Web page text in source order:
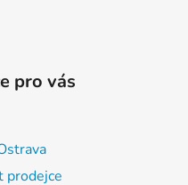
pro vás
prodejce